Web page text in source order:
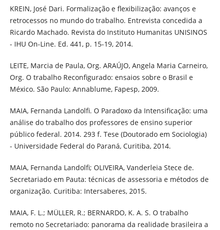
KREIN, José Dari. Formalização e flexibilização: avanços e
retrocessos no mundo do trabalho. Entrevista concedida a
Ricardo Machado. Revista do Instituto Humanitas UNISINOS
- IHU On-Line. Ed. 441, p. 15-19, 2014.
LEITE, Marcia de Paula, Org. ARAÚJO, Angela Maria Carneiro,
Org. O trabalho Reconfigurado: ensaios sobre o Brasil e
México. São Paulo: Annablume, Fapesp, 2009.
MAIA, Fernanda Landolfi. O Paradoxo da Intensificação: uma
análise do trabalho dos professores de ensino superior
público federal. 2014. 293 f. Tese (Doutorado em Sociologia)
- Universidade Federal do Paraná, Curitiba, 2014.
MAIA, Fernanda Landolfi; OLIVEIRA, Vanderleia Stece de.
Secretariado em Pauta: técnicas de assessoria e métodos de
organização. Curitiba: Intersaberes, 2015.
MAIA, F. L.; MÜLLER, R.; BERNARDO, K. A. S. O trabalho
remoto no Secretariado: panorama da realidade brasileira a